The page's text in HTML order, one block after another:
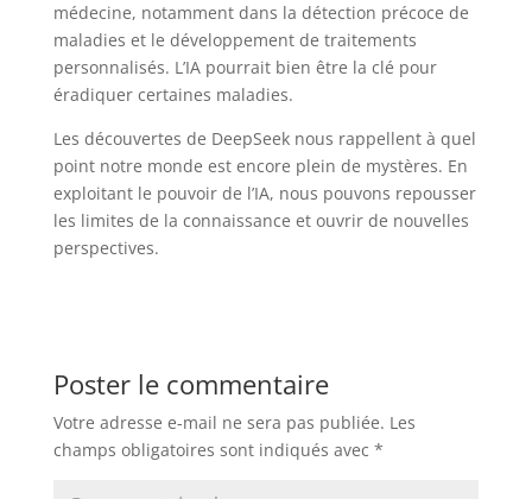
médecine, notamment dans la détection précoce de
maladies et le développement de traitements
personnalisés. L’IA pourrait bien être la clé pour
éradiquer certaines maladies.
Les découvertes de DeepSeek nous rappellent à quel
point notre monde est encore plein de mystères. En
exploitant le pouvoir de l’IA, nous pouvons repousser
les limites de la connaissance et ouvrir de nouvelles
perspectives.
Poster le commentaire
Votre adresse e-mail ne sera pas publiée. Les
champs obligatoires sont indiqués avec *